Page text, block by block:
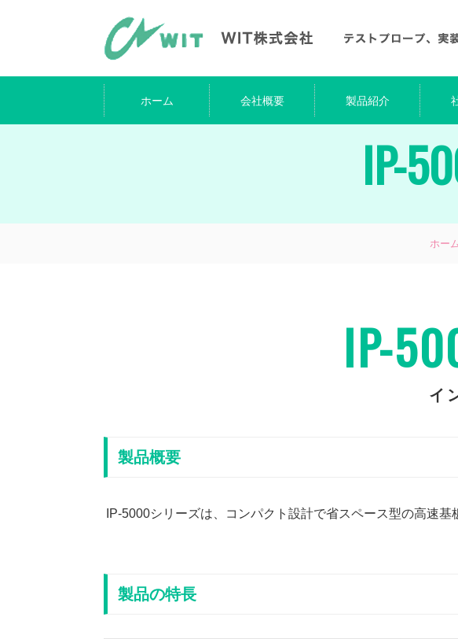
ホーム 会社概要 製品紹介
IP-
ホー
IP-
イ
製品概要
IP-5000シリーズは、コンパクト設計で省スペース型の高速基
製品の特長